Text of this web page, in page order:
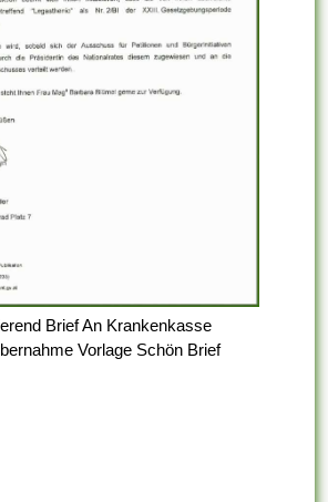
Brief An Krankenkasse
Vorlage Schön Brief